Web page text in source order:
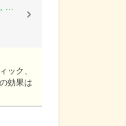
...
ック、
効果は